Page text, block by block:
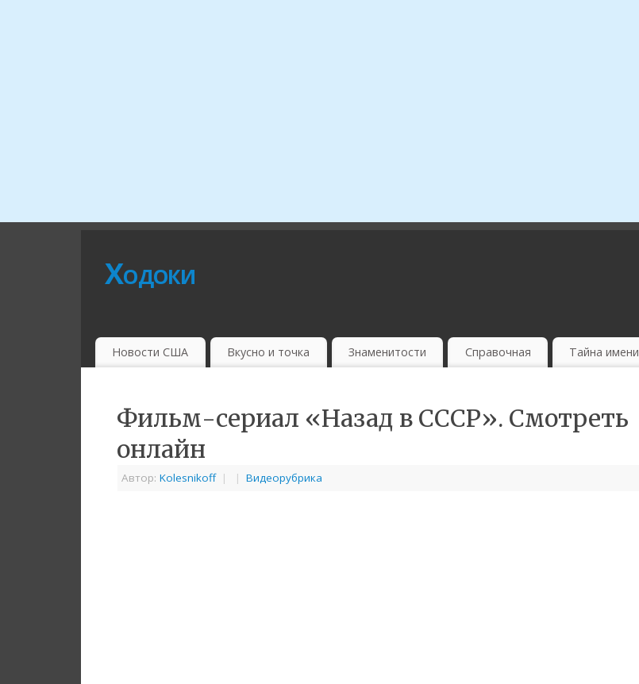
Ходоки
Новости США Вкусно и точка Знаменитости Справочная Тайна имени
Фильм-сериал «Назад в СССР». Смотреть
онлайн
Автор: Kolesnikoff | | Видеорубрика